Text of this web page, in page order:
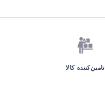
تامین‌کننده کالا